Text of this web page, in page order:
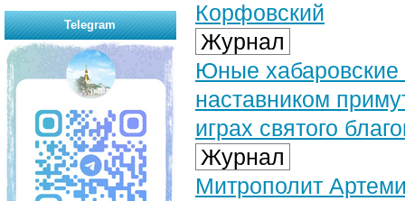
Корфовский
Журнал
Юные
наставником
играх святого
Журнал
Митрополит
Telegram